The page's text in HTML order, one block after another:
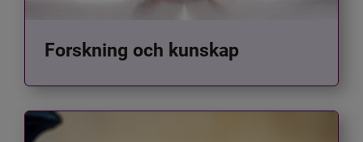
Forskning och kunskap